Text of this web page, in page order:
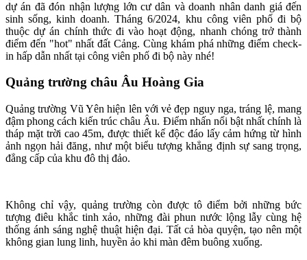
dự án đã đón nhận lượng lớn cư dân và doanh nhân danh giá đến
sinh sống, kinh doanh. Tháng 6/2024, khu công viên phố đi bộ
thuộc dự án chính thức đi vào hoạt động, nhanh chóng trở thành
điểm đến "hot" nhất đất Cảng. Cùng khám phá những điểm check-
in hấp dẫn nhất tại công viên phố đi bộ này nhé!
Quảng trường châu Âu Hoàng Gia
Quảng trường Vũ Yên hiện lên với vẻ đẹp nguy nga, tráng lệ, mang
đậm phong cách kiến trúc châu Âu. Điểm nhấn nổi bật nhất chính là
tháp mặt trời cao 45m, được thiết kế độc đáo lấy cảm hứng từ hình
ảnh ngọn hải đăng, như một biểu tượng khẳng định sự sang trọng,
đẳng cấp của khu đô thị đảo.
Không chỉ vậy, quảng trường còn được tô điểm bởi những bức
tượng điêu khắc tinh xảo, những đài phun nước lộng lẫy cùng hệ
thống ánh sáng nghệ thuật hiện đại. Tất cả hòa quyện, tạo nên một
không gian lung linh, huyền ảo khi màn đêm buông xuống.